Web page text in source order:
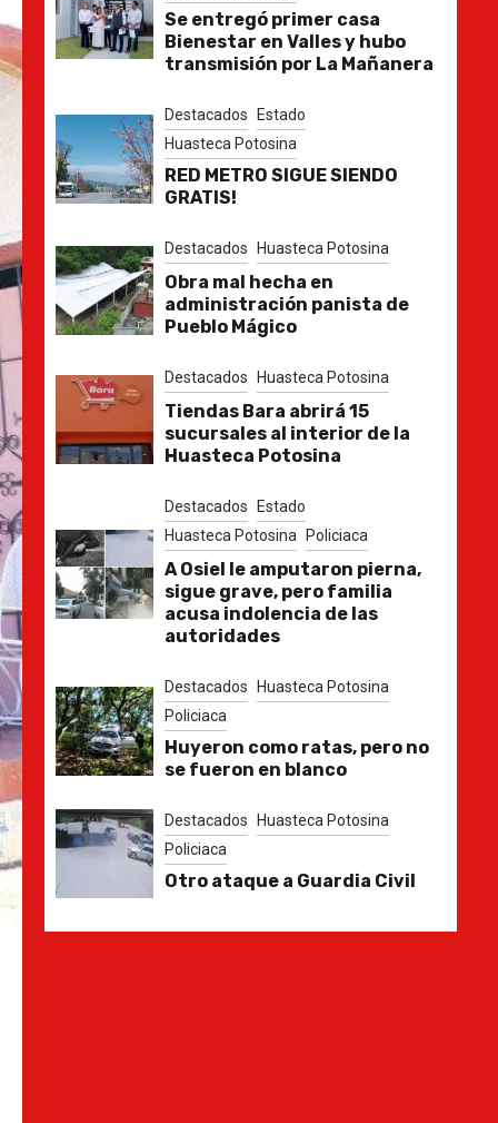
Se entregó primer casa
Bienestar en Valles y hubo
transmisión por La Mañanera
Destacados
Estado
Huasteca Potosina
RED METRO SIGUE SIENDO
GRATIS!
Destacados Huasteca Potosina
Obra mal hecha en
administración panista de
Pueblo Mágico
Destacados Huasteca Potosina
Tiendas Bara abrirá 15
sucursales al interior de la
Huasteca Potosina
Destacados
Estado
Huasteca Potosina
Policiaca
A Osiel le amputaron pierna,
sigue grave, pero familia
acusa indolencia de las
autoridades
Destacados
Huasteca Potosina
Policiaca
Huyeron como ratas, pero no
se fueron en blanco
Destacados
Huasteca Potosina
Policiaca
Otro ataque a Guardia Civil